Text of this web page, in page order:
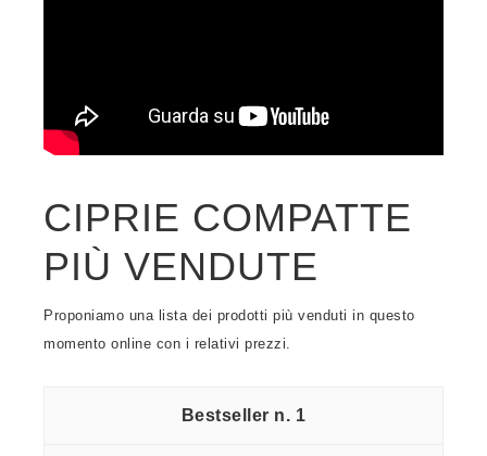
CIPRIE COMPATTE
PIÙ VENDUTE
Proponiamo una lista dei prodotti più venduti in questo
momento online con i relativi prezzi.
1